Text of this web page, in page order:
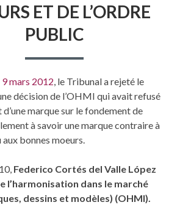
ET DE L’ORDRE
PUBLIC
9 mars 2012, le Tribunal a rejeté le
décision de l’OHMI qui avait refusé
d’une marque sur le fondement de
à savoir une marque contraire à
aux bonnes moeurs.
Federico Cortés del Valle López
l’harmonisation dans le marché
dessins et modèles) (OHMI).